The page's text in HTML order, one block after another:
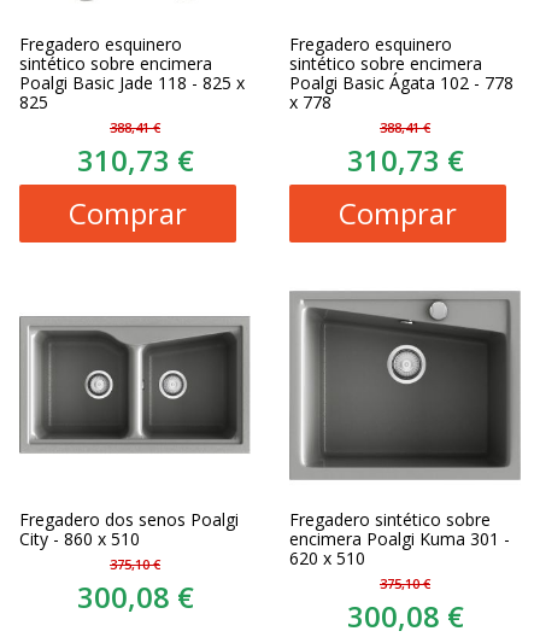
Fregadero esquinero
sintético sobre encimera
Poalgi Basic Jade 118 - 825 x
825
388,41 €
310,73 €
Comprar
Fregadero esquinero
sintético sobre encimera
Poalgi Basic Ágata 102 - 778
x 778
388,41 €
310,73 €
Comprar
Fregadero dos senos Poalgi
City - 860 x 510
375,10 €
300,08 €
Fregadero sintético sobre
encimera Poalgi Kuma 301 -
620 x 510
375,10 €
300,08 €